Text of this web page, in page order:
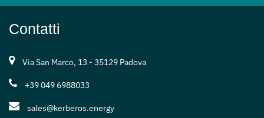
Contatti
Via San Marco, 13 - 35129 Padova
+39 049 6988033
sales@kerberos.energy